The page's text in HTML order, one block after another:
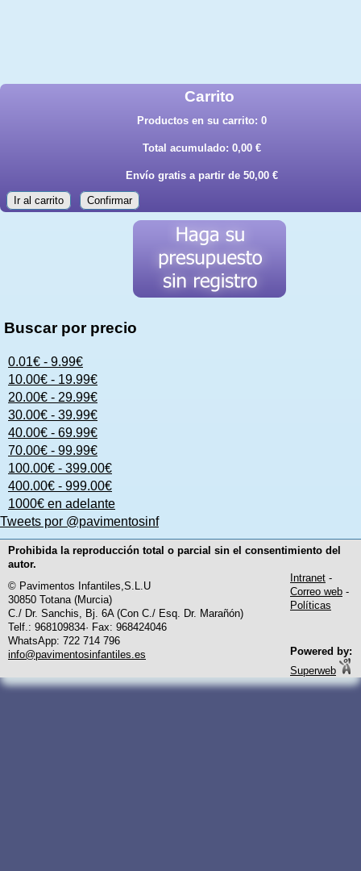
Carrito
Productos en su carrito: 0
Total acumulado: 0,00 €
Envío gratis a partir de 50,00 €
Ir al carrito Confirmar
Buscar por precio
0.01€ - 9.99€
10.00€ - 19.99€
20.00€ - 29.99€
30.00€ - 39.99€
40.00€ - 69.99€
70.00€ - 99.99€
100.00€ - 399.00€
400.00€ - 999.00€
1000€ en adelante
Tweets por @pavimentosinf
Prohibida la reproducción total o parcial sin el consentimiento del
autor.
© Pavimentos Infantiles,S.L.U
30850 Totana (Murcia)
C./ Dr. Sanchis, Bj. 6A (Con C./ Esq. Dr. Marañón)
Telf.: 968109834· Fax: 968424046
WhatsApp: 722 714 796
info@pavimentosinfantiles.es
Intranet -
Correo web -
Políticas
Powered by:
Superweb